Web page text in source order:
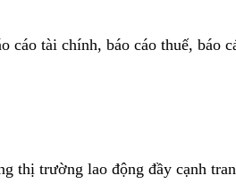
cáo tài chính, báo cáo thuế, báo
thị trường lao động đầy cạnh